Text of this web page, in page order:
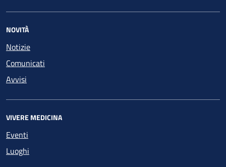
NOVITÀ
Notizie
Comunicati
Avvisi
VIVERE MEDICINA
Eventi
Luoghi